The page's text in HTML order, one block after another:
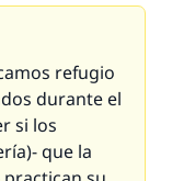
refugio
durante el
si los
que la